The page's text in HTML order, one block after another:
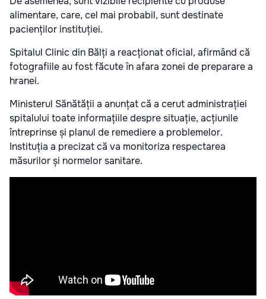
alimentare, care, cel mai probabil, sunt destinate
pacienților instituției.
Spitalul Clinic din Bălți a reacționat oficial, afirmând că
fotografiile au fost făcute în afara zonei de preparare a
hranei.
Ministerul Sănătății a anunțat că a cerut administrației
spitalului toate informațiile despre situație, acțiunile
întreprinse și planul de remediere a problemelor.
Instituția a precizat că va monitoriza respectarea
măsurilor și normelor sanitare.